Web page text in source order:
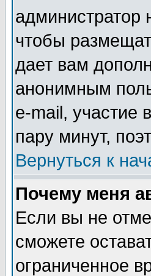
администратор
чтобы
дает вам
анонимным
e-mail, участие
пару минут,
Вернуться к
Почему меня
Если вы не
сможете
ограниченное